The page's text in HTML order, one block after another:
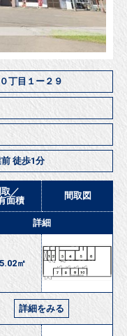
丁目１ー２９
徒歩1分
取／
面積
間取図
詳細
㎡
詳細をみる